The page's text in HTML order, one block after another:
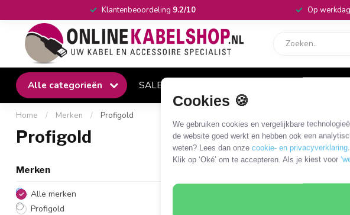
Cookies 🍪
We gebruiken cookies en vergelijkbare
de website goed werkt en hebben ook een
weten? Lees dan onze cookie- en privacyverklaring.
Klik op ‘Oké’ om te accepteren. Als je kiest voor
Klantenbeoordeling 9.2/10 Op
Alle categorieën SALE
Home / Merken / Profigold
Profigold
Merken
Alle merken
Profigold